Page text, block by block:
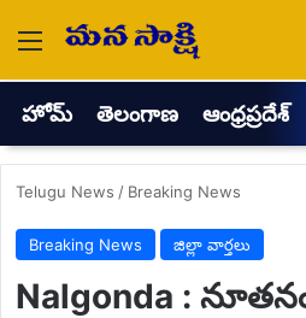
Menu
హోమ్ తెలంగాణ ఆంధ్రప్రదేశ్
Telugu News / Breaking News
Breaking News జిల్లా వార్తలు
Nalgonda :